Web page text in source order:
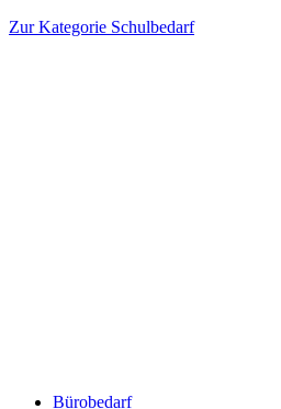
Zur Kategorie Schulbedarf
Bürobedarf